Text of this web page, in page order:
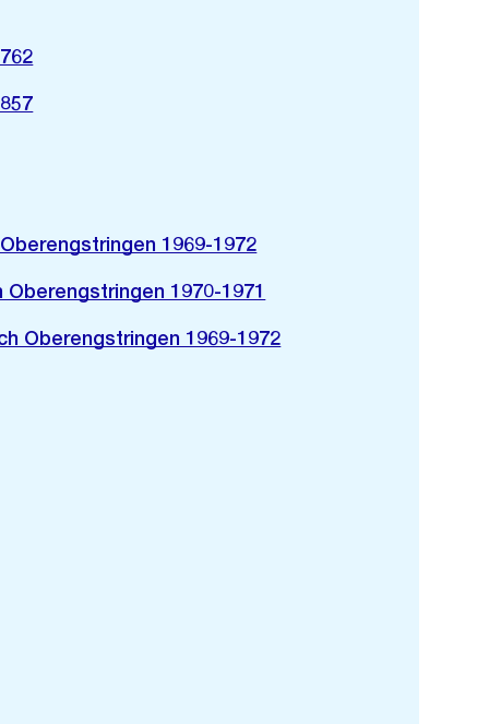
1969-1972
1970-1971
Oberengstringen 1969-1972